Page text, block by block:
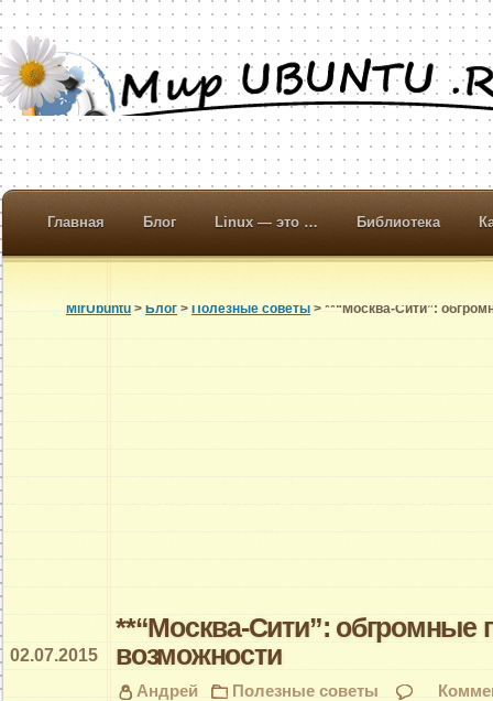
Главная Блог Linux — это … Библиотека
MirUbuntu > Блог > Полезные советы > **“Москва-Сити”:
**“Москва-Сити”: обгромные
возможности
02.07.2015
Андрей
Полезные советы